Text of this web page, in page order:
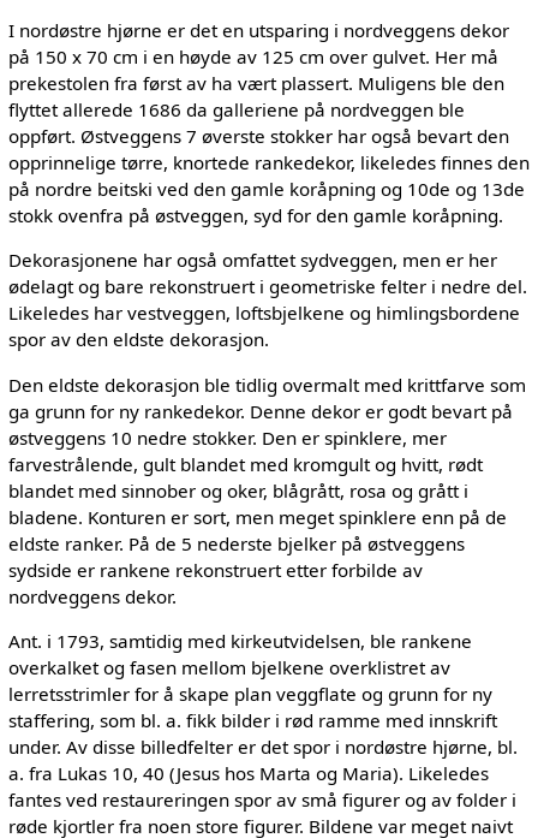
I nordøstre hjørne er det en utsparing i nordveggens dekor
på 150 x 70 cm i en høyde av 125 cm over gulvet. Her må
prekestolen fra først av ha vært plassert. Muligens ble den
flyttet allerede 1686 da galleriene på nordveggen ble
oppført. Østveggens 7 øverste stokker har også bevart den
opprinnelige tørre, knortede rankedekor, likeledes finnes den
på nordre beitski ved den gamle koråpning og 10de og 13de
stokk ovenfra på østveggen, syd for den gamle koråpning.
Dekorasjonene har også omfattet sydveggen, men er her
ødelagt og bare rekonstruert i geometriske felter i nedre del.
Likeledes har vestveggen, loftsbjelkene og himlingsbordene
spor av den eldste dekorasjon.
Den eldste dekorasjon ble tidlig overmalt med krittfarve som
ga grunn for ny rankedekor. Denne dekor er godt bevart på
østveggens 10 nedre stokker. Den er spinklere, mer
farvestrålende, gult blandet med kromgult og hvitt, rødt
blandet med sinnober og oker, blågrått, rosa og grått i
bladene. Konturen er sort, men meget spinklere enn på de
eldste ranker. På de 5 nederste bjelker på østveggens
sydside er rankene rekonstruert etter forbilde av
nordveggens dekor.
Ant. i 1793, samtidig med kirkeutvidelsen, ble rankene
overkalket og fasen mellom bjelkene overklistret av
lerretsstrimler for å skape plan veggflate og grunn for ny
staffering, som bl. a. fikk bilder i rød ramme med innskrift
under. Av disse billedfelter er det spor i nordøstre hjørne, bl.
a. fra Lukas 10, 40 (Jesus hos Marta og Maria). Likeledes
fantes ved restaureringen spor av små figurer og av folder i
røde kjortler fra noen store figurer. Bildene var meget naivt